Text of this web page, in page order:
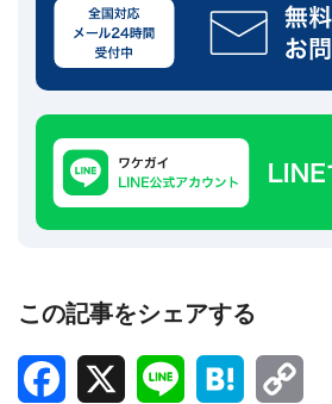
この記事をシェアする
Facebook
X Line Hatena